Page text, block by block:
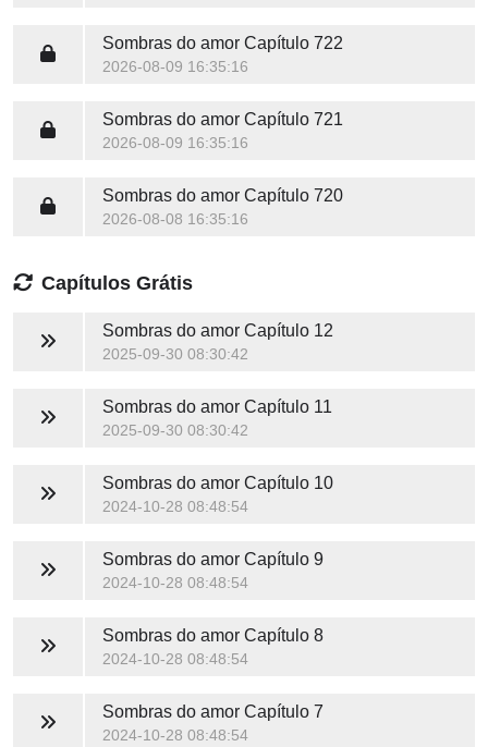
Sombras do amorCapítulo 722
2026-08-09 16:35:16
Sombras do amorCapítulo 721
2026-08-09 16:35:16
Sombras do amorCapítulo 720
2026-08-08 16:35:16
Capítulos Grátis
Sombras do amorCapítulo 12
2025-09-30 08:30:42
Sombras do amorCapítulo 11
2025-09-30 08:30:42
Sombras do amorCapítulo 10
2024-10-28 08:48:54
Sombras do amorCapítulo 9
2024-10-28 08:48:54
Sombras do amorCapítulo 8
2024-10-28 08:48:54
Sombras do amorCapítulo 7
2024-10-28 08:48:54